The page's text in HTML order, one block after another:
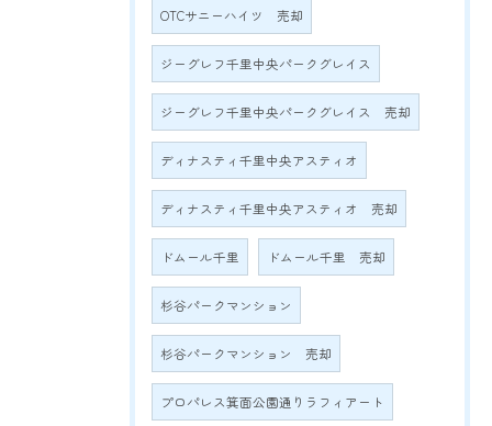
OTCサニーハイツ 売却
ジーグレフ千里中央パークグレイス
ジーグレフ千里中央パークグレイス 売却
ディナスティ千里中央アスティオ
ディナスティ千里中央アスティオ 売却
ドムール千里 ドムール千里 売却
杉谷パークマンション
杉谷パークマンション 売却
プロパレス箕面公園通りラフィアート